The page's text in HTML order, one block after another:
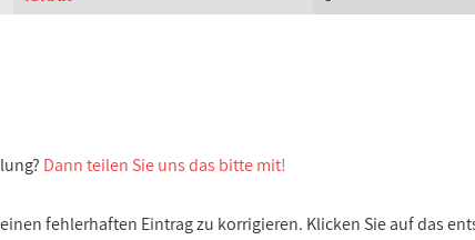
Dann teilen Sie uns das bitte mit!
fehlerhaften Eintrag zu korrigieren. Klicken Sie auf das